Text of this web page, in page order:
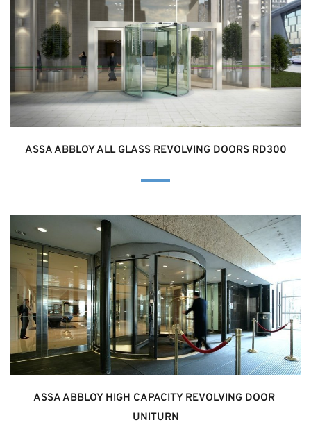
ASSA ABBLOY ALL GLASS REVOLVING DOORS RD300
ASSA ABBLOY HIGH CAPACITY REVOLVING DOOR
UNITURN